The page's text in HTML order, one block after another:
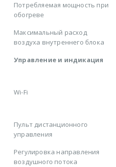
Потребляемая мощность при
обогреве
Максимальный расход
воздуха внутреннего блока
Управление и индикация
Wi-Fi
Пульт дистанционного
управления
Регулировка направления
воздушного потока